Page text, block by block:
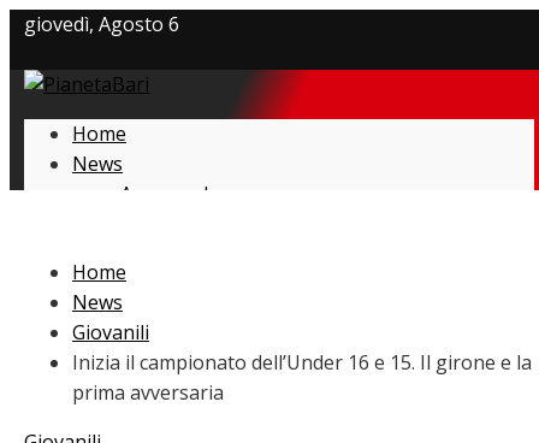
giovedì, Agosto 6
Privacy policy
Cookie Policy
Home
News
Amarcord
Giovanili
Le pagelle
Interviste
Focus
Calciomercato
Serie B
Home
News
Giovanili
Inizia il campionato dell’Under 16 e 15. Il girone e la
prima avversaria